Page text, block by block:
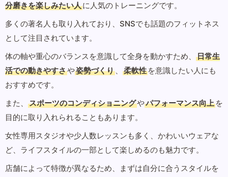
分磨きを楽しみたい人に人気のトレーニングです。
多くの著名人も取り入れており、SNSでも話題のフィットネス
として注目されています。
体の軸や重心のバランスを意識して全身を動かすため、
日常生
活での動きやすさや姿勢づくり 、 柔軟性 を意識したい人にも
おすすめです。
また、
スポーツのコンディショニングやパフォーマンス向上 を
目的に取り入れられることもあります。
女性専用スタジオや少人数レッスンも多く、かわいいウェアな
ど、ライフスタイルの一部として楽しめるのも魅力です。
店舗によって特徴が異なるため、まずは自分に合うスタイルを